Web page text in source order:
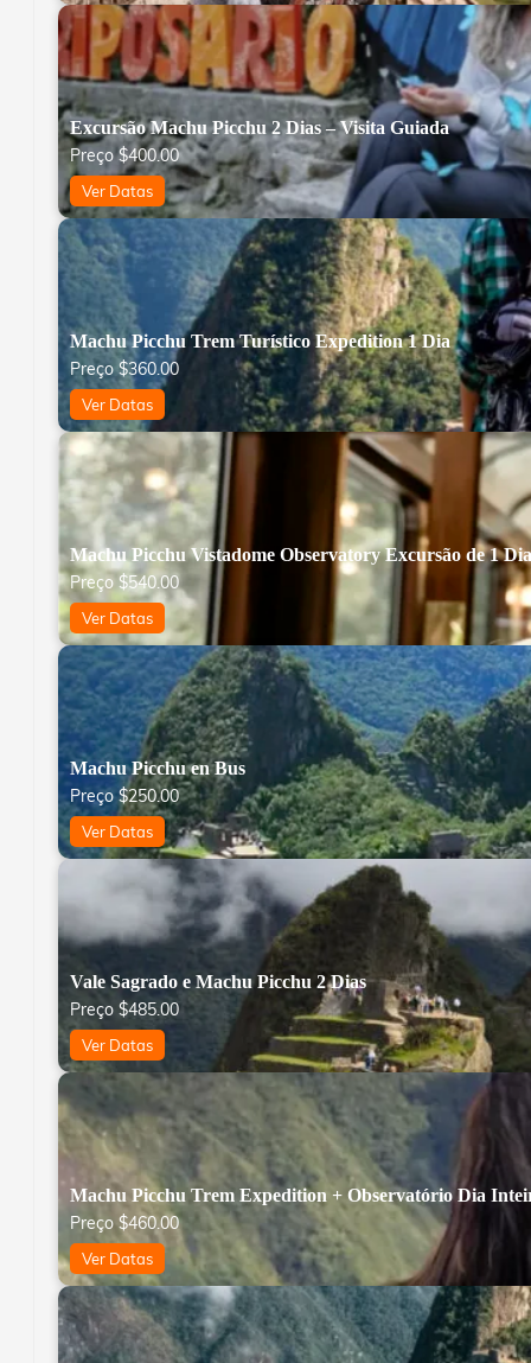
Excursão Machu Picchu 2 Dias – Visita Guiada
Preço$400.00
Ver Datas
Machu Picchu Trem Turístico Expedition 1 Dia
Preço$360.00
Ver Datas
Machu Picchu Vistadome Observatory Excursão de 1 Dia
Preço $540.00
Ver Datas
Machu Picchu en Bus
Preço$250.00
Ver Datas
Vale Sagrado e Machu Picchu 2 Dias
Preço $485.00
Ver Datas
Machu Picchu Trem Expedition + Observatório Dia
Preço $460.00
Ver Datas